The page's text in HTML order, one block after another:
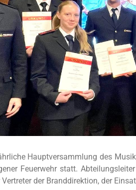
Hauptversammlung des
Feuerwehr statt.
der Branddirektion, der